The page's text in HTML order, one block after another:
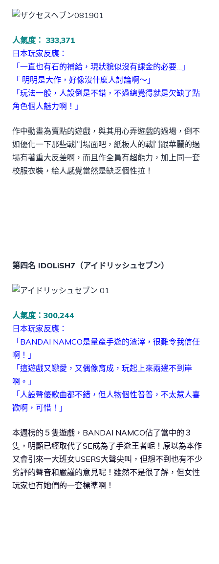
人氣度： 333,371
日本玩家反應：
「一直也有石的補給，現狀貌似沒有課金的必要…」
「 明明是大作，好像沒什麼人討論啊～」
「玩法一般，人設倒是不錯，不過總覺得就是欠缺了點
角色個人魅力啊！」
作中動畫為賣點的遊戲，與其用心弄遊戲的過場，倒不
如優化一下那些戰鬥場面吧，紙板人的戰鬥跟華麗的過
場有著重大反差啊，而且作全員有超能力，加上同一套
校服衣裝，給人感覺當然是缺乏個性拉！
第四名 IDOLiSH7（アイドリッシュセブン）
人氣度：300,244
日本玩家反應：
「BANDAI NAMCO是量產手遊的渣滓，很難令我信任
啊！」
「這遊戲又戀愛，又偶像育成，玩起上來兩邊不到岸
啊。」
「人設聲優歌曲都不錯，但人物個性普普，不太惹人喜
歡啊，可惜！」
本週榜的５隻遊戲，BANDAI NAMCO佔了當中的３
隻，明顯已經取代了SE成為了手遊王者呢！原以為本作
又會引來一大班女USERS大聲尖叫，但想不到也有不少
劣評的聲音和嚴謹的意見呢！雖然不是很了解，但女性
玩家也有她們的一套標準啊！